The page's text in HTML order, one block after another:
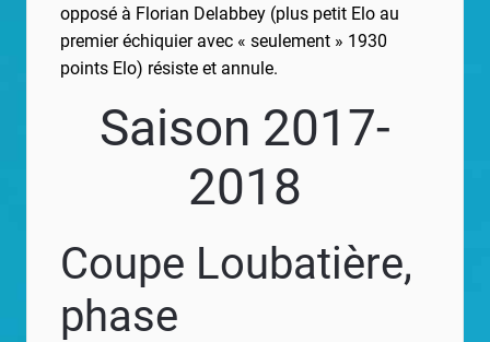
opposé à Florian Delabbey (plus petit Elo au
premier échiquier avec « seulement » 1930
points Elo) résiste et annule.
Saison 2017-
2018
Coupe Loubatière,
phase